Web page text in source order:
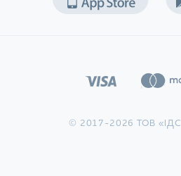
© 2017-2026 ТОВ «ІДС